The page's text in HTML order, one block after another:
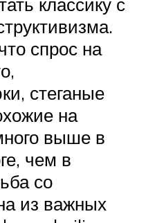
спрос на
стеганые
на
выше в
чем в
со
из важных